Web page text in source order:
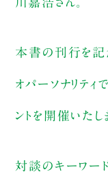
本書の刊行を記
オパーソナリテ
ントを開催いたし
対談のキーワー